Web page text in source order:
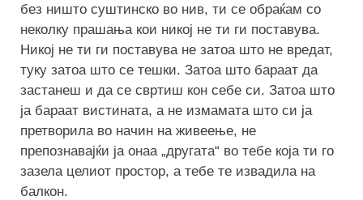
без ништо суштинско во нив, ти се обраќам со
неколку прашања кои никој не ти ги поставува.
Никој не ти ги поставува не затоа што не вредат,
туку затоа што се тешки. Затоа што бараат да
застанеш и да се свртиш кон себе си. Затоа што
ја бараат вистината, а не измамата што си ја
претворила во начин на живеење, не
препознавајќи ја онаа „другата“ во тебе која ти го
зазела целиот простор, а тебе те извадила на
балкон.